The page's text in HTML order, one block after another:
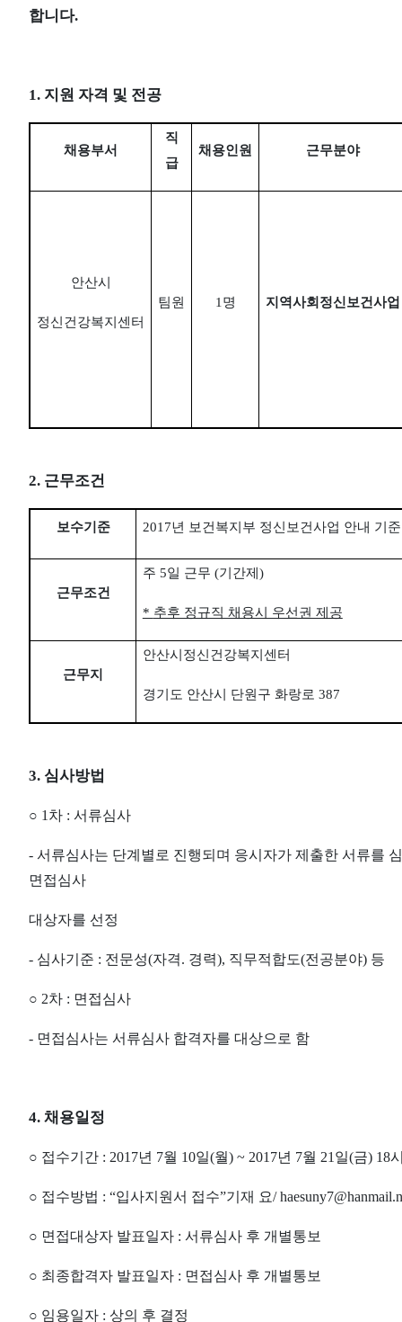
합니다.
1. 지원 자격 및 전공
채용부서
직
급
채용인원 근무분야
안산시
정신건강복지센터
팀원 1 명 지역사회정신보건사업
2. 근무조건
보수기준 2017년 보건복지부 정신보건사업 안내 기준
근무조건
주 5일 근무 (기간제 )
* 추후 정규직 채용시 우선권 제공
근무지
안산시정신건강복지센터
경기도 안산시 단원구 화랑로 387
3. 심사방법
○ 1 차 : 서류심사
- 서류심사는 단계별로 진행되며 응시자가 제출한 서류를
면접심사
대상자를 선정
- 심사기준 : 전문성(자격. 경력), 직무적합도(전공분야) 등
○ 2차 : 면접심사
- 면접심사는 서류심사 합격자를 대상으로 함
4. 채용일정
○ 접수기간 : 2017년 7월 10일(월) ~ 2017년 7월 21 일(금) 18
○ 접수방법 : “입사지원서 접수”기재 요/
○ 면접대상자 발표일자 : 서류심사 후 개별통보
○ 최종합격자 발표일자 : 면접심사 후 개별통보
○ 임용일자 : 상의 후 결정